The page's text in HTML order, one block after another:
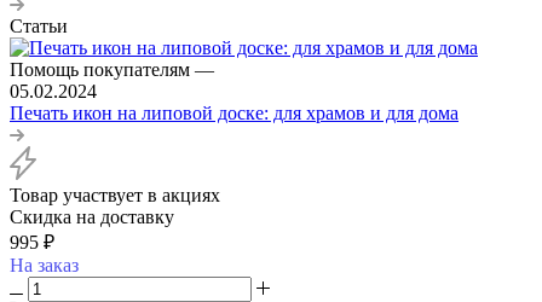
Статьи
Помощь покупателям —
05.02.2024
Печать икон на липовой доске: для храмов и для дома
Товар участвует в акциях
Скидка на доставку
995 ₽
На заказ